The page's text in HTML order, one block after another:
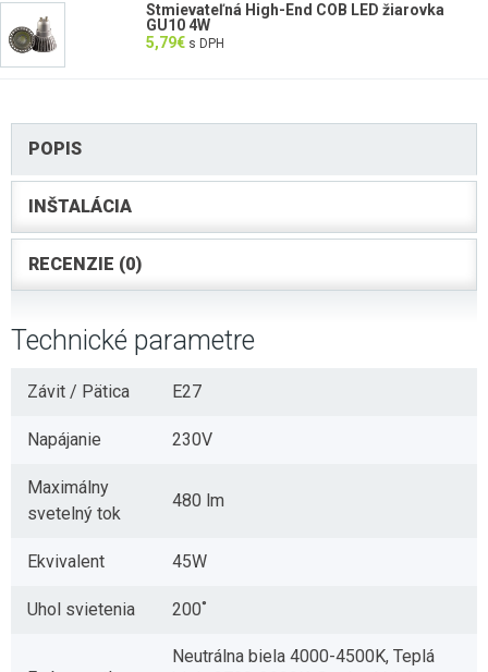
Stmievateľná High-End COB LED žiarovka
GU10 4W
5,79€ s DPH
POPIS
INŠTALÁCIA
RECENZIE (0)
Technické parametre
Závit / Pätica E27
Napájanie 230V
Maximálny
svetelný tok
480 lm
Ekvivalent 45W
Uhol svietenia 200˚
Neutrálna biela 4000-4500K, Teplá